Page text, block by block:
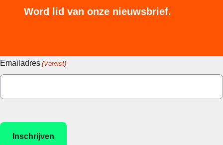
Word lid van onze nieuwsbrief.
Emailadres (Vereist)